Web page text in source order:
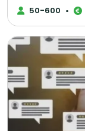
nous mettons
l’Afrique. Notre
directement à domicile. - L'animation d'ateliers culinaires,
amateurs comme aux experts. - Des services
inoubliable aux
50-600 •